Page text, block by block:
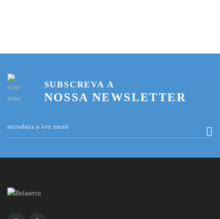
SUBSCREVA A
NOSSA NEWSLETTER